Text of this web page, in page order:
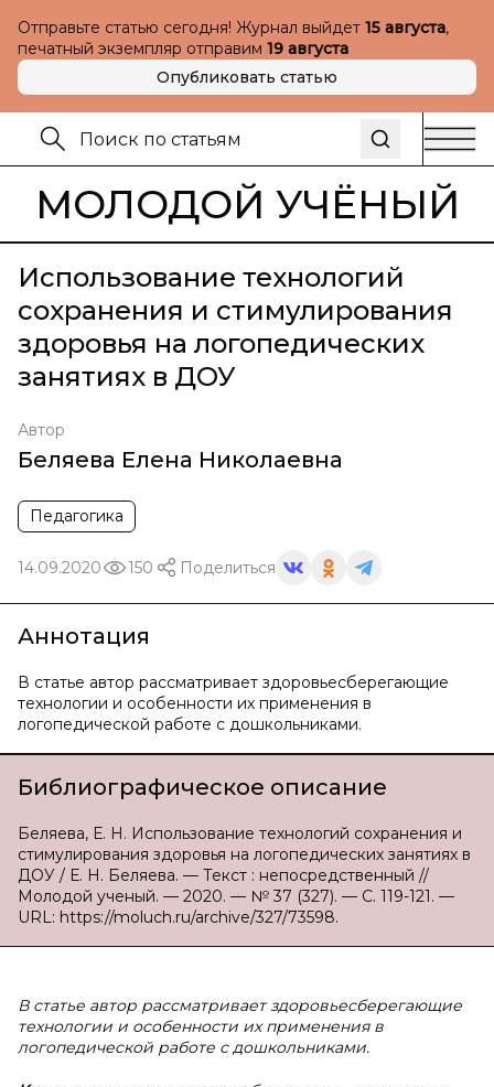
Отправьте статью сегодня! Журнал выйдет 15 августа,
печатный экземпляр отправим 19 августа
Опубликовать статью
МОЛОДОЙ УЧЁНЫЙ
Использование технологий
сохранения и стимулирования
здоровья на логопедических
занятиях в ДОУ
Автор
Беляева Елена Николаевна
Педагогика
14.09.2020 150 Поделиться
Аннотация
В статье автор рассматривает здоровьесберегающие
технологии и особенности их применения в
логопедической работе с дошкольниками.
Библиографическое описание
Беляева, Е. Н. Использование технологий сохранения и
стимулирования здоровья на логопедических занятиях в
ДОУ / Е. Н. Беляева. — Текст : непосредственный //
Молодой ученый. — 2020. — № 37 (327). — С. 119-121. —
URL: https://moluch.ru/archive/327/73598.
В статье автор рассматривает здоровьесберегающие
технологии и особенности их применения в
логопедической работе с дошкольниками.